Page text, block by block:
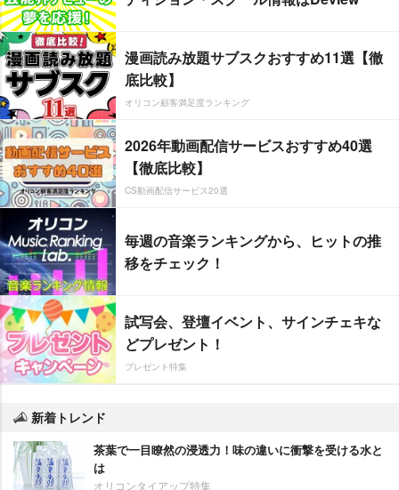
漫画読み放題サブスクおすすめ11選【徹
底比較】
オリコン顧客満足度ランキング
2026年動画配信サービスおすすめ40選
【徹底比較】
CS動画配信サービス20選
毎週の音楽ランキングから、ヒットの推
移をチェック！
試写会、登壇イベント、サインチェキな
どプレゼント！
プレゼント特集
新着トレンド
茶葉で一目瞭然の浸透力！味の違いに衝撃を受ける水と
は
オリコンタイアップ特集